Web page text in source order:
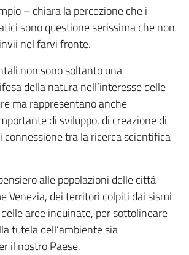
– chiara la percezione che i
sono questione serissima che non
nel farvi fronte.
non sono soltanto una
della natura nell’interesse delle
ma rappresentano anche
di sviluppo, di creazione di
connessione tra la ricerca scientifica
alle popolazioni delle città
Venezia, dei territori colpiti dai sismi
aree inquinate, per sottolineare
tutela dell’ambiente sia
il nostro Paese.